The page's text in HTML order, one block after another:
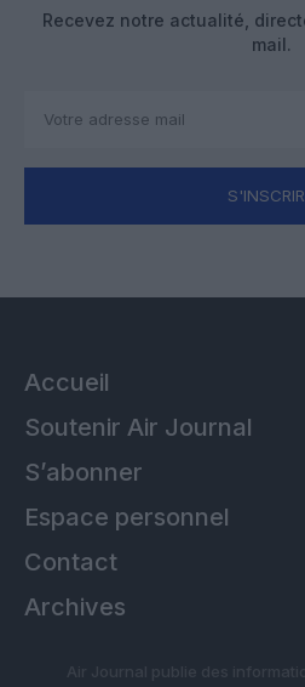
Recevez notre actualité,
mail.
Accueil
Soutenir Air Journal
S’abonner
Espace personnel
Contact
Archives